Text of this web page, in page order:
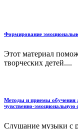
Формирование
Этот материал
творческих детей....
Методы и приемы обучения
чувственно-эмоциональную
Слушание музыки с